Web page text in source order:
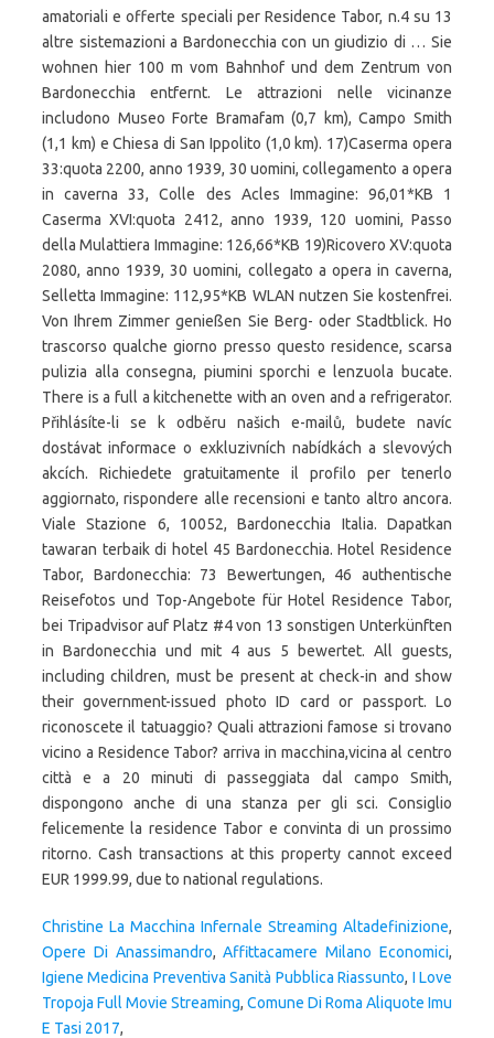
Christine La Macchina Infernale Streaming Altadefinizione,
Opere Di Anassimandro,Affittacamere Milano Economici,
Igiene Medicina Preventiva Sanità Pubblica Riassunto, I Love
Tropoja Full Movie Streaming, Comune Di Roma Aliquote Imu
E Tasi 2017,